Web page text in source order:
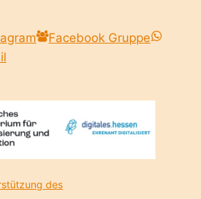
Facebook Gruppe
des